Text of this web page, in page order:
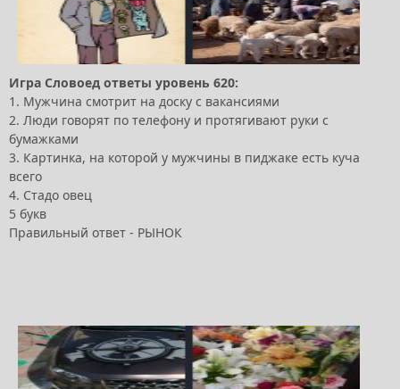
Игра Словоед ответы уровень 620:
1. Мужчина смотрит на доску с вакансиями
2. Люди говорят по телефону и протягивают руки с
бумажками
3. Картинка, на которой у мужчины в пиджаке есть куча
всего
4. Стадо овец
5 букв
Правильный ответ - РЫНОК